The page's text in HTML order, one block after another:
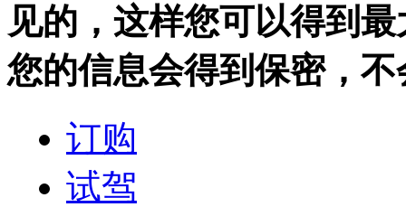
见的，这样您可以得到
您的信息会得到保密，
订购
试驾